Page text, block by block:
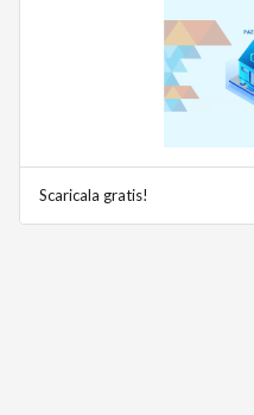
Scaricala gratis!